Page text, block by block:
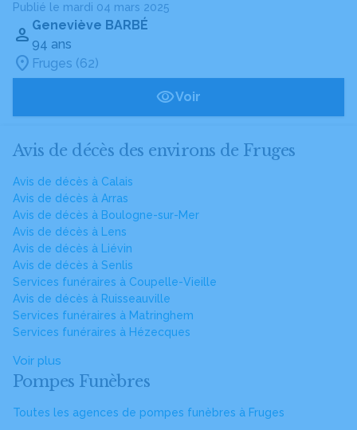
Publié le mardi 04 mars 2025
Geneviève BARBÉ
94 ans
Fruges (62)
Voir
Avis de décès des environs de Fruges
Avis de décès à Calais
Avis de décès à Arras
Avis de décès à Boulogne-sur-Mer
Avis de décès à Lens
Avis de décès à Liévin
Avis de décès à Senlis
Services funéraires à Coupelle-Vieille
Avis de décès à Ruisseauville
Services funéraires à Matringhem
Services funéraires à Hézecques
Voir plus
Pompes Funèbres
Toutes les agences de pompes funèbres à Fruges